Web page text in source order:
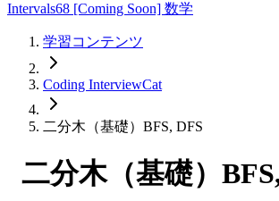
Intervals68 [Coming Soon] 数学
学習コンテンツ
Coding InterviewCat
二分木（基礎）BFS, DFS
二分木（基礎）